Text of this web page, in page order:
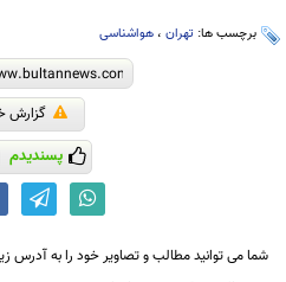
برچسب ها: تهران ، هواشناسی
گزارش
پسندیدم
شما می توانید مطالب و تصاویر خود را به آدرس